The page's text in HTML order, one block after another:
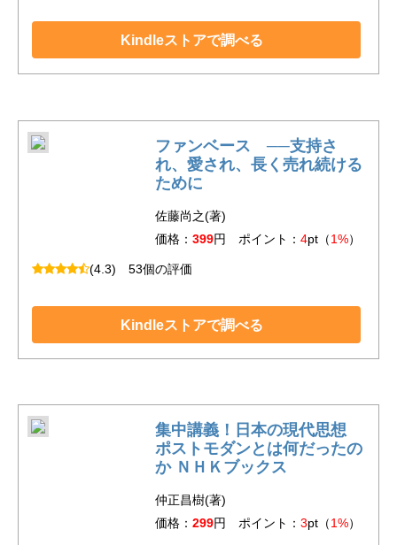
Kindleストアで調べる
ファンベース ──支持さ
れ、愛され、長く売れ続ける
ために
佐藤尚之(著)
価格： 399円 ポイント： 4pt（1%）
(4.3) 53個の評価
Kindleストアで調べる
集中講義！日本の現代思想
ポストモダンとは何だったの
か ＮＨＫブックス
仲正昌樹(著)
価格： 299円 ポイント： 3pt（1%）